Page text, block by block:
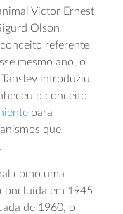
Victor Ernest
Olson
referente
mesmo ano, o
introduziu
o conceito
para
que
como uma
em 1945
de 1960, o